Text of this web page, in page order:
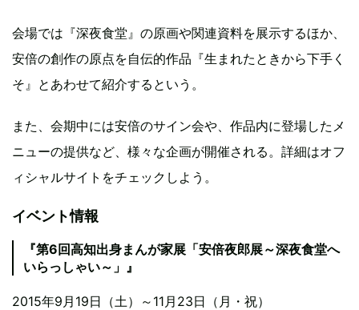
会場では『深夜食堂』の原画や関連資料を展示するほか、
安倍の創作の原点を自伝的作品『生まれたときから下手く
そ』とあわせて紹介するという。
また、会期中には安倍のサイン会や、作品内に登場したメ
ニューの提供など、様々な企画が開催される。詳細はオフ
ィシャルサイトをチェックしよう。
イベント情報
『第6回高知出身まんが家展「安倍夜郎展～深夜食堂へ
いらっしゃい～」』
2015年9月19日（土）～11月23日（月・祝）